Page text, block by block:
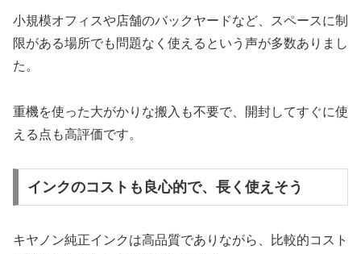
小規模オフィスや店舗のバックヤードなど、スペースに制
限がある場所でも問題なく使えるという声が多数ありまし
た。
重機を使った大がかりな搬入も不要で、開封してすぐに使
える点も高評価です。
インクのコストも良心的で、長く使えそう
キヤノン純正インクは高品質でありながら、比較的コスト